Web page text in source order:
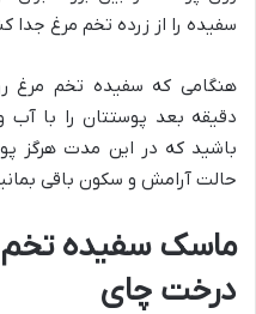
سفیده را از زرده تخم مرغ جدا
دقیقه بعد پوستتان را با آب
باشید که در این مدت هرگز
حالت آرامش و سکون باقی
ماسک سفیده
درخت چای